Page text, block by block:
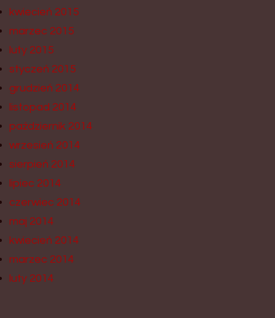
kwiecień 2015
marzec 2015
luty 2015
styczeń 2015
grudzień 2014
listopad 2014
październik 2014
wrzesień 2014
sierpień 2014
lipiec 2014
czerwiec 2014
maj 2014
kwiecień 2014
marzec 2014
luty 2014